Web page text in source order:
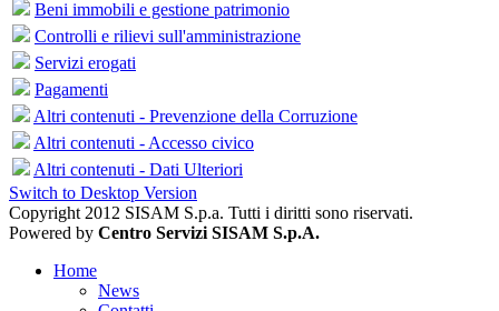
Beni immobili e gestione patrimonio
Controlli e rilievi sull'amministrazione
Servizi erogati
Pagamenti
Altri contenuti - Prevenzione della Corruzione
Altri contenuti - Accesso civico
Altri contenuti - Dati Ulteriori
Switch to Desktop Version
Copyright 2012 SISAM S.p.a. Tutti i diritti sono riservati.
Powered by Centro Servizi SISAM S.p.A.
Home
News